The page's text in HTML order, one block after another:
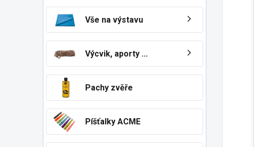
Vše na výstavu
Výcvik, aporty ...
Pachy zvěře
Píšťalky ACME